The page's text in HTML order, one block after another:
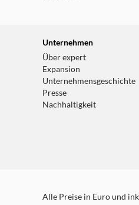
Unternehmen
Über expert
Expansion
Unternehmensgeschichte
Presse
Nachhaltigkeit
Alle Preise in Euro und